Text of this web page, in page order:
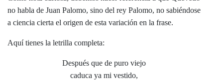
no habla de Juan Palomo, sino del rey Palomo, no sabiéndose
a ciencia cierta el origen de esta variación en la frase.
Aquí tienes la letrilla completa:
Después que de puro viejo
caduca ya mi vestido,